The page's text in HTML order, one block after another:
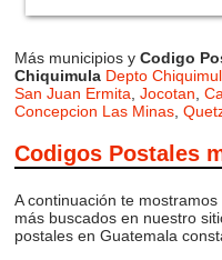
Más municipios y Codigo
Chiquimula Depto
San Juan Ermita Jocotan
Concepcion Las Minas
Codigos Postales
A continuación te
más buscados en nuestro
postales en Guatemala